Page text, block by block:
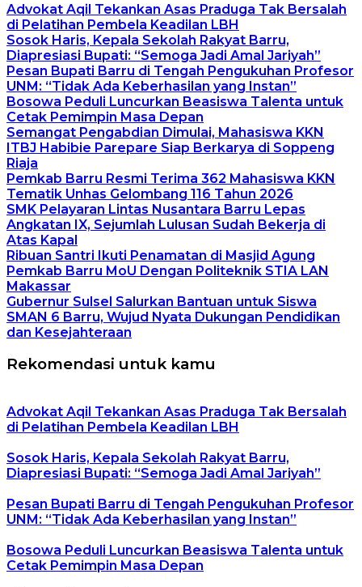
Advokat Aqil Tekankan Asas Praduga Tak Bersalah
di Pelatihan Pembela Keadilan LBH
Sosok Haris, Kepala Sekolah Rakyat Barru,
Diapresiasi Bupati: “Semoga Jadi Amal Jariyah”
Pesan Bupati Barru di Tengah Pengukuhan Profesor
UNM: “Tidak Ada Keberhasilan yang Instan”
Bosowa Peduli Luncurkan Beasiswa Talenta untuk
Cetak Pemimpin Masa Depan
Semangat Pengabdian Dimulai, Mahasiswa KKN
ITBJ Habibie Parepare Siap Berkarya di Soppeng
Riaja
Pemkab Barru Resmi Terima 362 Mahasiswa KKN
Tematik Unhas Gelombang 116 Tahun 2026
SMK Pelayaran Lintas Nusantara Barru Lepas
Angkatan IX, Sejumlah Lulusan Sudah Bekerja di
Atas Kapal
Ribuan Santri Ikuti Penamatan di Masjid Agung
Pemkab Barru MoU Dengan Politeknik STIA LAN
Makassar
Gubernur Sulsel Salurkan Bantuan untuk Siswa
SMAN 6 Barru, Wujud Nyata Dukungan Pendidikan
dan Kesejahteraan
Rekomendasi untuk kamu
Advokat Aqil Tekankan Asas Praduga Tak Bersalah
di Pelatihan Pembela Keadilan LBH
Sosok Haris, Kepala Sekolah Rakyat Barru,
Diapresiasi Bupati: “Semoga Jadi Amal Jariyah”
Pesan Bupati Barru di Tengah Pengukuhan Profesor
UNM: “Tidak Ada Keberhasilan yang Instan”
Bosowa Peduli Luncurkan Beasiswa Talenta untuk
Cetak Pemimpin Masa Depan